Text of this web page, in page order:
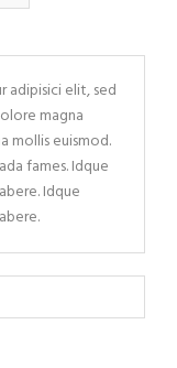
adipisici elit, sed
magna
mollis euismod.
fames. Idque
Idque